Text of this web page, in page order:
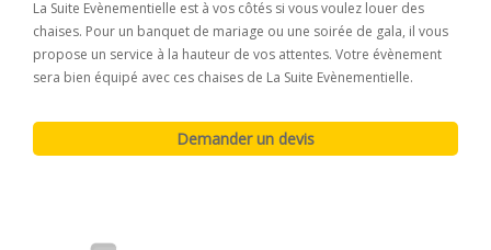
La Suite Evènementielle est à vos côtés si vous voulez louer des
chaises. Pour un banquet de mariage ou une soirée de gala, il vous
propose un service à la hauteur de vos attentes. Votre évènement
sera bien équipé avec ces chaises de La Suite Evènementielle.